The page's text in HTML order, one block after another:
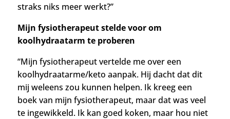
straks niks meer werkt?”
Mijn fysiotherapeut stelde voor om
koolhydraatarm te proberen
“Mijn fysiotherapeut vertelde me over een
koolhydraatarme/keto aanpak. Hij dacht dat dit
mij weleens zou kunnen helpen. Ik kreeg een
boek van mijn fysiotherapeut, maar dat was veel
te ingewikkeld. Ik kan goed koken, maar hou niet